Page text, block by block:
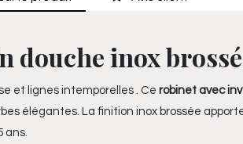
inox
et lignes intemporelles . Ce robinet avec
élégantes. La finition inox brossée
ans.